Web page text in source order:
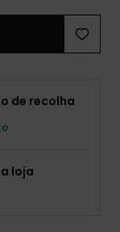
de recolha
loja